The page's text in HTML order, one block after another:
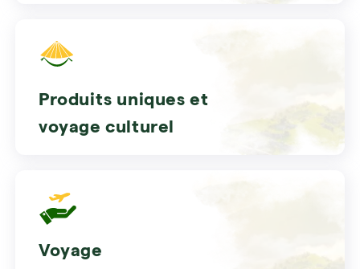
Produits uniques et
voyage culturel
Voyage